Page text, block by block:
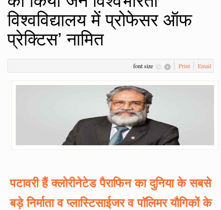
विश्वविद्यालय में प्रोफेसर ऑफ
प्रेक्टिस’ नामित
font size Print Email
पटावरी हैं क्लोरीनेटेड पैराफिन का दुनिया के सबसे
बड़े निर्माता व प्लास्टिसाईजर व पाॅलिमर यौगिकों के